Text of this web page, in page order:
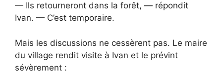
— Ils retourneront dans la forêt, — répondit
Ivan. — C’est temporaire.
Mais les discussions ne cessèrent pas. Le maire
du village rendit visite à Ivan et le prévint
sévèrement :